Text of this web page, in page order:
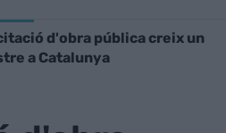
d'obra pública creix un
a Catalunya